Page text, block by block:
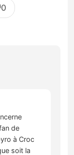
0
de
à Croc
soit la